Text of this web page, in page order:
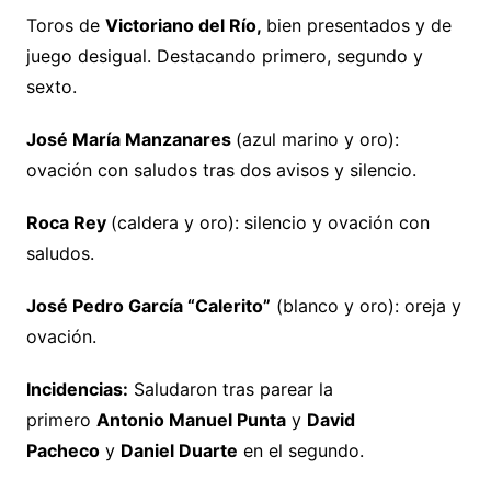
Toros de Victoriano del Río, bien presentados y de
juego desigual. Destacando primero, segundo y
sexto.
José María Manzanares (azul marino y oro):
ovación con saludos tras dos avisos y silencio.
Roca Rey (caldera y oro): silencio y ovación con
saludos.
José Pedro García “Calerito” (blanco y oro): oreja y
ovación.
Incidencias: Saludaron tras parear la
primero Antonio Manuel Puntay David
Pachecoy Daniel Duarte en el segundo.